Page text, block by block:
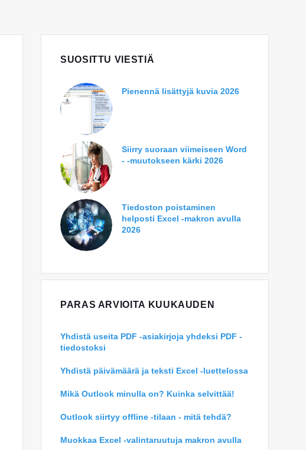
SUOSITTU VIESTIÄ
Pienennä lisättyjä kuvia 2026
Siirry suoraan viimeiseen Word
- -muutokseen kärki 2026
Tiedoston poistaminen
helposti Excel -makron avulla
2026
PARAS ARVIOITA KUUKAUDEN
Yhdistä useita PDF -asiakirjoja yhdeksi PDF -
tiedostoksi
Yhdistä päivämäärä ja teksti Excel -luettelossa
Mikä Outlook minulla on? Kuinka selvittää!
Outlook siirtyy offline -tilaan - mitä tehdä?
Muokkaa Excel -valintaruutuja makron avulla